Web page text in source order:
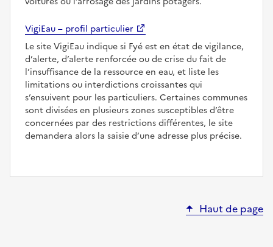
VigiEau – profil particulier
Le site VigiEau indique si Fyé est en état de vigilance,
d’alerte, d’alerte renforcée ou de crise du fait de
l’insuffisance de la ressource en eau, et liste les
limitations ou interdictions croissantes qui
s’ensuivent pour les particuliers. Certaines communes
sont divisées en plusieurs zones susceptibles d’être
concernées par des restrictions différentes, le site
demandera alors la saisie d’une adresse plus précise.
Haut de page